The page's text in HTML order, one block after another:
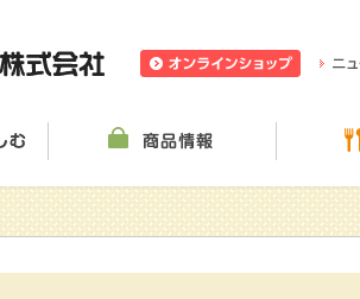
知る・学ぶ・楽しむ